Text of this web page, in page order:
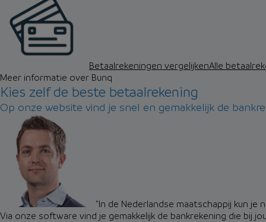
Betaalrekeningen vergelijkenAlle
Meer informatie over Bunq
Kies zelf de beste betaalrekening
Op onze website vind je snel en gemakkelijk de
"In de Nederlandse maatschappij kun je
Via onze software vind je gemakkelijk de bankrekening die bij